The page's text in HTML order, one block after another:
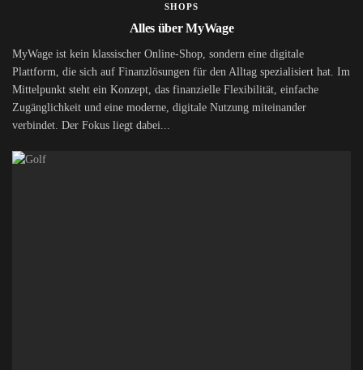
SHOPS
Alles über MyWage
MyWage ist kein klassischer Online-Shop, sondern eine digitale
Plattform, die sich auf Finanzlösungen für den Alltag spezialisiert hat. Im
Mittelpunkt steht ein Konzept, das finanzielle Flexibilität, einfache
Zugänglichkeit und eine moderne, digitale Nutzung miteinander
verbindet. Der Fokus liegt dabei...